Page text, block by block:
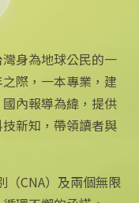
公司簡介
企業識別
身為地球公民的一
際，一本專業，建
內報導為緯，提供
新知，帶領讀者與
（CNA）及兩個無限